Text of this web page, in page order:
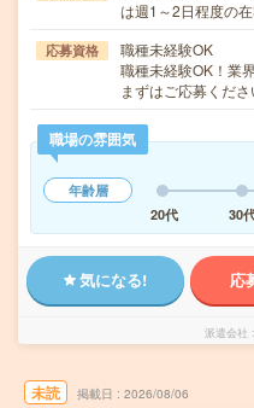
は週1～2日程度の
応募資格
職種未経験OK
職種未経験OK！業
まずはご応募くだ
職場の雰囲気
年齢層
20代
30
気になる! 応
派遣会社
未読 掲載日 2026/08/06